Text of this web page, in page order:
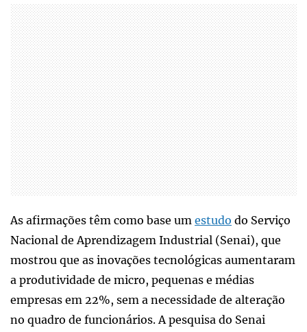
As afirmações têm como base um estudo do Serviço
Nacional de Aprendizagem Industrial (Senai), que
mostrou que as inovações tecnológicas aumentaram
a produtividade de micro, pequenas e médias
empresas em 22%, sem a necessidade de alteração
no quadro de funcionários. A pesquisa do Senai